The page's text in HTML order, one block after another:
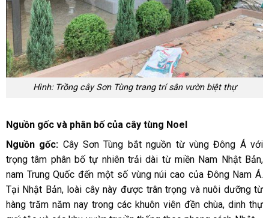
Hình: Trồng cây Sơn Tùng trang trí sân vườn biệt thự
Nguồn gốc và phân bố của cây tùng Noel
Nguồn gốc: Cây Sơn Tùng bắt nguồn từ vùng Đông Á với
trọng tâm phân bố tự nhiên trải dài từ miền Nam Nhật Bản,
nam Trung Quốc đến một số vùng núi cao của Đông Nam Á.
Tại Nhật Bản, loài cây này được trân trọng và nuôi dưỡng từ
hàng trăm năm nay trong các khuôn viên đền chùa, dinh thự